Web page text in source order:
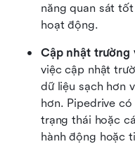
năng quan sát
hoạt động.
Cập nhật trường
việc cập nhật
dữ liệu sạch hơn
hơn. Pipedrive
trạng thái hoặc
hành động hoặc